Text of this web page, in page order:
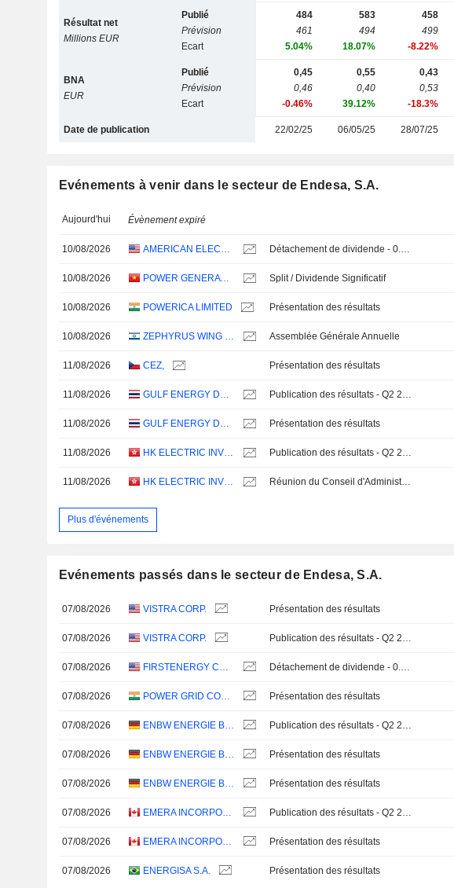
Résultat net
Millions EUR
Publié
Prévision
Ecart
484
461
5.04%
583
494
18.07%
458
499
-8.22%
BNA
EUR
Publié
Prévision
Ecart
0,45
0,46
-0.46%
0,55
0,40
39.12%
0,43
0,53
-18.3%
Date de publication 22/02/25 06/05/25 28/07/25
Evénements à venir dans le secteur de Endesa, S.A.
Aujourd'hui Évènement expiré
10/08/2026 AMERICAN ELECTRIC POWER COMPANY, INC. Détachement de dividende - 0.95 USD
10/08/2026 POWER GENERATIONCORPORATION 3 Split / Dividende Significatif
10/08/2026 POWERICA LIMITED Présentation des résultats
10/08/2026 ZEPHYRUS WING ENERGIES LTD Assemblée Générale Annuelle
11/08/2026 CEZ, Présentation des résultats
11/08/2026 GULF ENERGY DEVELOPMENT Publication des résultats - Q2 2026
11/08/2026 GULF ENERGY DEVELOPMENT Présentation des résultats
11/08/2026 HK ELECTRIC INVESTMENTS AND HK ELECTRIC INVESTMENTS LIMITED Publication des résultats - Q2 2026
11/08/2026 HK ELECTRIC INVESTMENTS AND HK ELECTRIC INVESTMENTS LIMITED Réunion du Conseil d'Administration
Plus d'événements
Evénements passés dans le secteur de Endesa, S.A.
07/08/2026 VISTRA CORP. Présentation des résultats
07/08/2026 VISTRA CORP.
07/08/2026
07/08/2026 Présentation des résultats
07/08/2026
07/08/2026 Présentation des résultats
07/08/2026 Présentation des résultats
07/08/2026
07/08/2026 Présentation des résultats
07/08/2026 ENERGISA S.A. Présentation des résultats